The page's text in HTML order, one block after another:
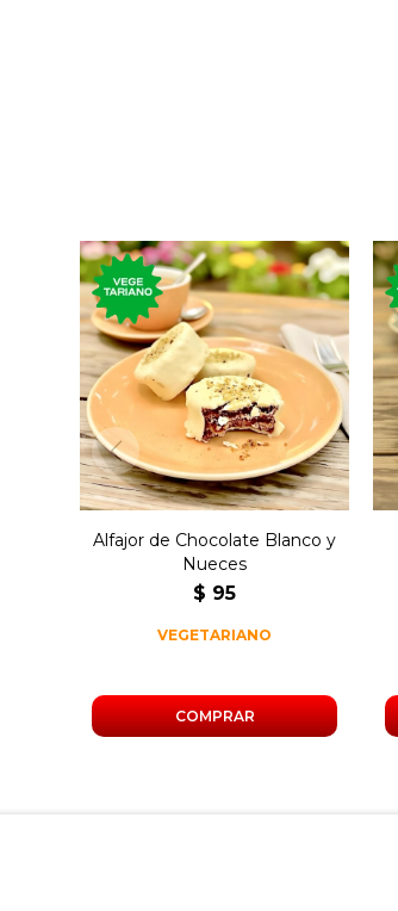
El tradicional postre dulce,
de chocolate blanco y
nueces, relleno de dulce
de leche.
Alfajor de Chocolate Blanco y
Nueces
$ 95
VEGETARIANO